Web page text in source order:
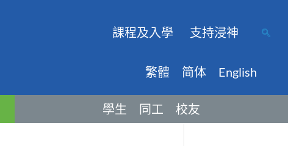
課程及入學 支持浸神
繁體 简体 English
學生 同工 校友